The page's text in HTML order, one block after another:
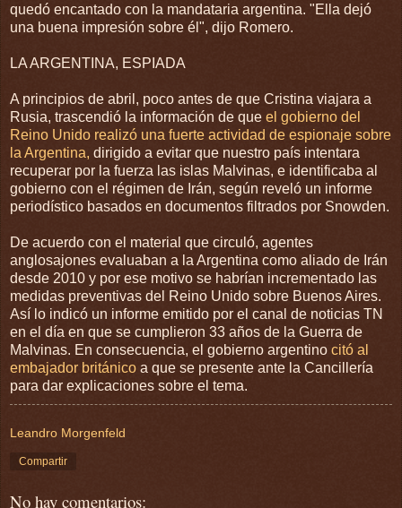
quedó encantado con la mandataria argentina. "Ella dejó
una buena impresión sobre él", dijo Romero.
LA ARGENTINA, ESPIADA
A principios de abril, poco antes de que Cristina viajara a
Rusia, trascendió la información de que el gobierno del
Reino Unido realizó una fuerte actividad de espionaje sobre
la Argentina, dirigido a evitar que nuestro país intentara
recuperar por la fuerza las islas Malvinas, e identificaba al
gobierno con el régimen de Irán, según reveló un informe
periodístico basados en documentos filtrados por Snowden.
De acuerdo con el material que circuló, agentes
anglosajones evaluaban a la Argentina como aliado de Irán
desde 2010 y por ese motivo se habrían incrementado las
medidas preventivas del Reino Unido sobre Buenos Aires.
Así lo indicó un informe emitido por el canal de noticias TN
en el día en que se cumplieron 33 años de la Guerra de
Malvinas. En consecuencia, el gobierno argentino citó al
embajador británico a que se presente ante la Cancillería
para dar explicaciones sobre el tema.
Leandro Morgenfeld
Compartir
No hay comentarios: